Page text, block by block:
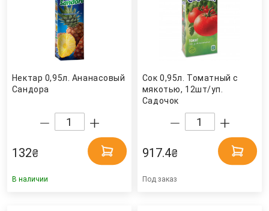
Нектар 0,95л. Ананасовый
Сандора
132₴
В наличии
Сок 0,95л. Томатный с
мякотью, 12шт/уп.
Садочок
917.4₴
Под заказ